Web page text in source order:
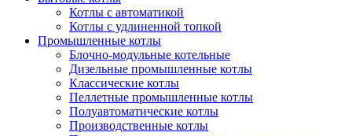
Котлы с автоматикой
Котлы с удлиненной топкой
Промышленные котлы
Блочно-модульные котельные
Дизельные промышленные котлы
Классические котлы
Пеллетные промышленные котлы
Полуавтоматические котлы
Производственные котлы